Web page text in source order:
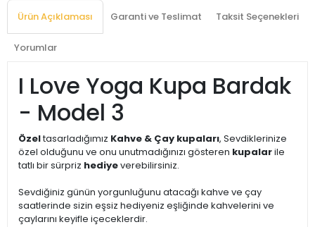
Ürün Açıklaması Garanti ve Teslimat Taksit Seçenekleri
Yorumlar
I Love Yoga Kupa Bardak
- Model 3
Özeltasarladığımız Kahve & Çay kupaları, Sevdiklerinize
özel olduğunu ve onu unutmadığınızı gösteren kupalarile
tatlı bir sürpriz hediyeverebilirsiniz.
Sevdiğiniz günün yorgunluğunu atacağı kahve ve çay
saatlerinde sizin eşsiz hediyeniz eşliğinde kahvelerini ve
çaylarını keyifle içeceklerdir.